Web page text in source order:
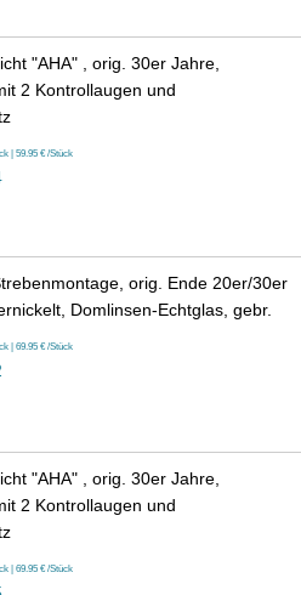
"AHA" , orig. 30er Jahre,
2 Kontrollaugen und
| 59.95 € /Stück
orig. Ende 20er/30er
Domlinsen-Echtglas, gebr.
| 69.95 € /Stück
"AHA" , orig. 30er Jahre,
2 Kontrollaugen und
| 69.95 € /Stück